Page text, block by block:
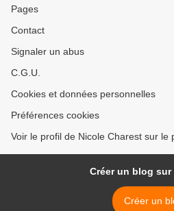
Pages
Contact
Signaler un abus
C.G.U.
Cookies et données personnelles
Préférences cookies
Voir le profil de Nicole Charest sur le
Créer un blog sur
Créer un